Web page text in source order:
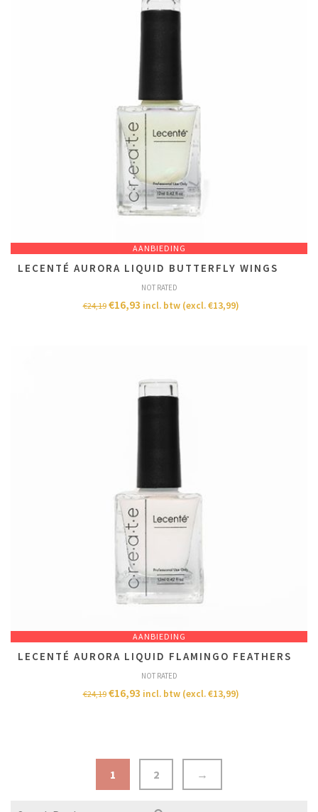
AANBIEDING
LECENTÉ AURORA LIQUID BUTTERFLY WINGS
NOT RATED
€24,19 €16,93 incl. btw (excl.€13,99)
AANBIEDING
LECENTÉ AURORA LIQUID FLAMINGO FEATHERS
NOT RATED
€24,19 €16,93 incl. btw (excl.€13,99)
1 2 →